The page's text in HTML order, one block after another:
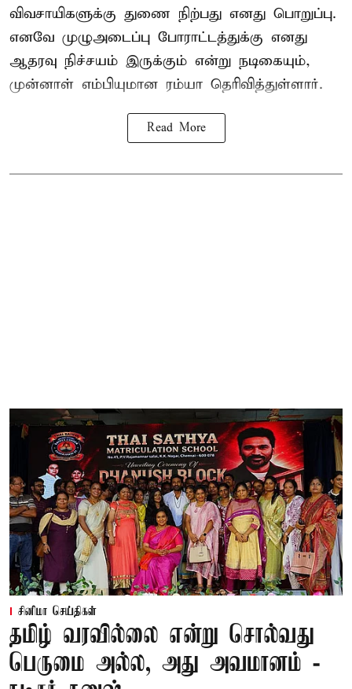
விவசாயிகளுக்கு துணை நிற்பது எனது பொறுப்பு.
எனவே முழுஅடைப்பு போராட்டத்துக்கு எனது
ஆதரவு நிச்சயம் இருக்கும் என்று நடிகையும்,
முன்னாள் எம்பியுமான ரம்யா தெரிவித்துள்ளார்.
Read More
சினிமா செய்திகள்
தமிழ் வரவில்லை என்று சொல்வது
பெருமை அல்ல, அது அவமானம் -